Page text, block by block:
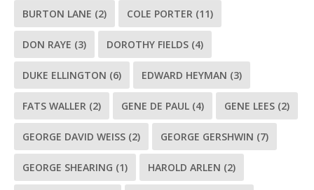
BURTON LANE (2) COLE PORTER (11)
DON RAYE (3) DOROTHY FIELDS (4)
DUKE ELLINGTON (6) EDWARD HEYMAN (3)
FATS WALLER (2) GENE DE PAUL (4) GENE LEES (2)
GEORGE DAVID WEISS (2) GEORGE GERSHWIN (7)
GEORGE SHEARING (1) HAROLD ARLEN (2)